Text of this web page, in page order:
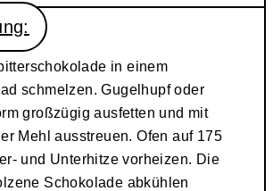
in einem
schmelzen. Gugelhupf oder
großzügig ausfetten und mit
Mehl ausstreuen. Ofen auf 175
und Unterhitze vorheizen. Die
Schokolade abkühlen